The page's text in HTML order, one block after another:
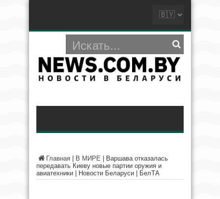
Главная В МИРЕ
Варшава отказалась
передавать Киеву новые партии оружия и
авиатехники | Новости Беларуси | БелТА